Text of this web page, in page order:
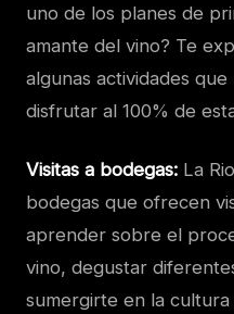
uno de los planes de
amante del vino? Te
algunas actividades
disfrutar al 100% de
Visitas a bodegas: La
bodegas que ofrecen
aprender sobre el
vino, degustar
sumergirte en la